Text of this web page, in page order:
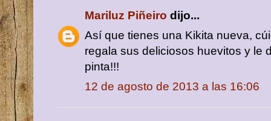
Mariluz Piñeiro dijo...
Así que tienes una Kikita nueva,
regala sus deliciosos huevitos y le
pinta!!!
12 de agosto de 2013 a las 16:06